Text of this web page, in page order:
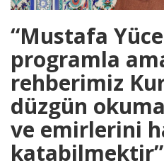
“Mustafa
programla
rehberimiz
düzgün
ve emirlerini
katabilmektir”